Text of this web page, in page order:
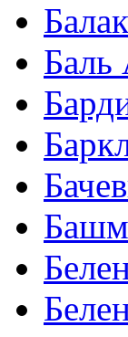
Баль